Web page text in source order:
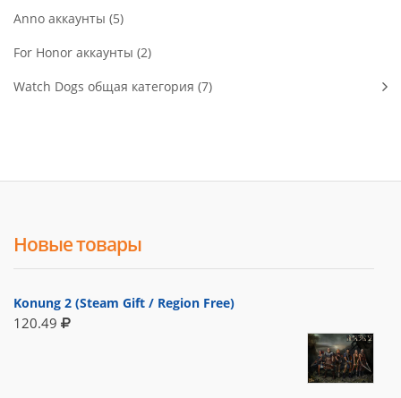
Anno аккаунты (5)
For Honor аккаунты (2)
Watch Dogs общая категория (7)
Новые товары
Konung 2 (Steam Gift / Region Free)
120.49